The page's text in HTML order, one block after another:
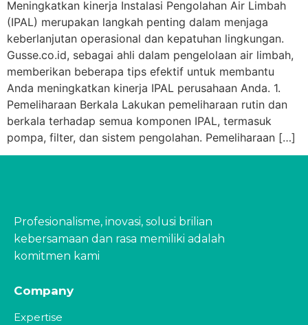
Meningkatkan kinerja Instalasi Pengolahan Air Limbah
(IPAL) merupakan langkah penting dalam menjaga
keberlanjutan operasional dan kepatuhan lingkungan.
Gusse.co.id, sebagai ahli dalam pengelolaan air limbah,
memberikan beberapa tips efektif untuk membantu
Anda meningkatkan kinerja IPAL perusahaan Anda. 1.
Pemeliharaan Berkala Lakukan pemeliharaan rutin dan
berkala terhadap semua komponen IPAL, termasuk
pompa, filter, dan sistem pengolahan. Pemeliharaan […]
Profesionalisme, inovasi, solusi brilian
kebersamaan dan rasa memiliki adalah
komitmen kami
Company
Expertise